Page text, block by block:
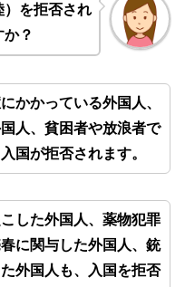
）を拒否され
？
かかっている外国人、
人、貧困者や放浪者で
国が拒否されます。
した外国人、薬物犯罪
に関与した外国人、銃
外国人も、入国を拒否